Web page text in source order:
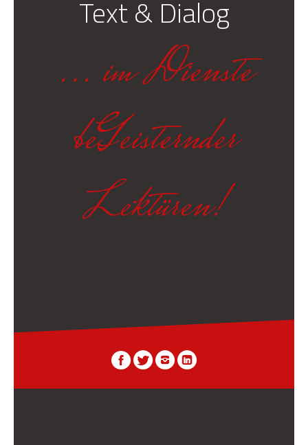
Text & Dialog
... im Dienste
beGeisternder
Lektüren!